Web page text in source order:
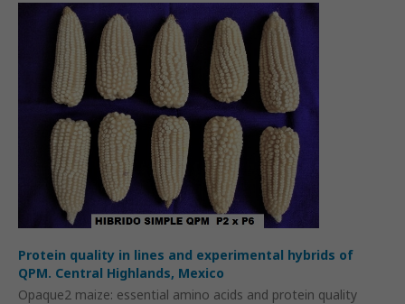
Protein quality in lines and experimental hybrids of
QPM. Central Highlands, Mexico
Opaque2 maize: essential amino acids and protein quality